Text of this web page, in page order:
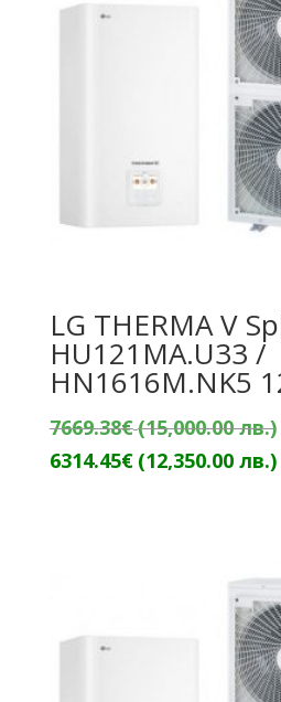
LG THERMA V
HU121MA.U33 /
HN1616M.NK5
7669.38€(15,000.00 лв.)
6314.45€ (12,350.00 лв.)